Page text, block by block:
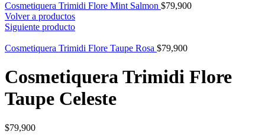
Cosmetiquera Trimidi Flore Mint Salmon $79,900
Volver a productos
Siguiente producto
Cosmetiquera Trimidi Flore Taupe Rosa $79,900
Cosmetiquera Trimidi Flore
Taupe Celeste
$79,900